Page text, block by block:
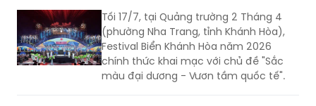
Tối 17/7, tại Quảng trường 2 Tháng 4
(phường Nha Trang, tỉnh Khánh Hòa),
Festival Biển Khánh Hòa năm 2026
chính thức khai mạc với chủ đề "Sắc
màu đại dương - Vươn tầm quốc tế".